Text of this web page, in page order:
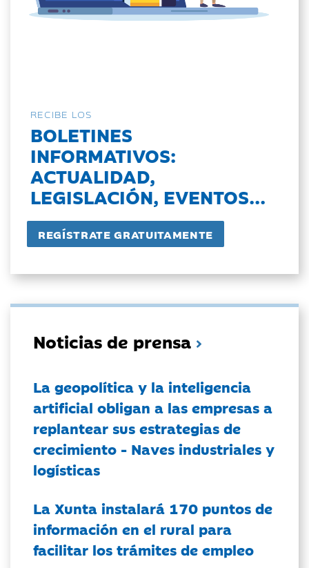
RECIBE LOS
BOLETINES
INFORMATIVOS:
ACTUALIDAD,
LEGISLACIÓN, EVENTOS...
Noticias de prensa
La geopolítica y la inteligencia
artificial obligan a las empresas a
replantear sus estrategias de
crecimiento - Naves industriales y
logísticas
La Xunta instalará 170 puntos de
información en el rural para
facilitar los trámites de empleo